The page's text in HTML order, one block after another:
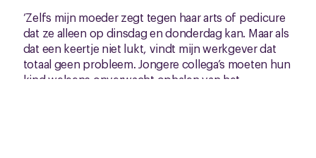
‘Zelfs mijn moeder zegt tegen haar arts of pedicure
dat ze alleen op dinsdag en donderdag kan. Maar als
dat een keertje niet lukt, vindt mijn werkgever dat
totaal geen probleem. Jongere collega’s moeten hun
kind weleens onverwacht ophalen van het